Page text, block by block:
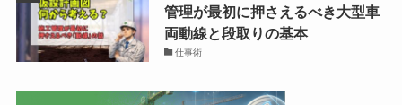
管理が最初に押さえるべき大型車
両動線と段取りの基本
仕事術